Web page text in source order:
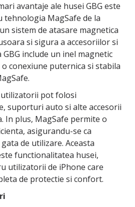
avantaje ale husei GBG este
tehnologia MagSafe de la
sistem de atasare magnetica
si sigura a accesoriilor si
include un inel magnetic
conexiune puternica si stabila
utilizatorii pot folosi
suporturi auto si alte accesorii
In plus, MagSafe permite o
asigurandu-se ca
de utilizare. Aceasta
functionalitatea husei,
utilizatorii de iPhone care
de protectie si confort.